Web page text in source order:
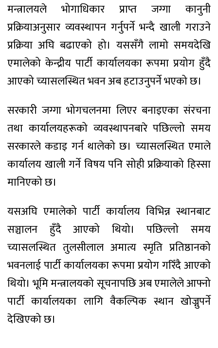
मन्त्रालयले भोगाधिकार प्राप्त जग्गा कानुनी
प्रक्रियाअनुसार व्यवस्थापन गर्नुपर्ने भन्दै खाली गराउने
प्रक्रिया अघि बढाएको हो। यससँगै लामो समयदेखि
एमालेको केन्द्रीय पार्टी कार्यालयका रूपमा प्रयोग हुँदै
आएको च्यासलस्थित भवन अब हटाउनुपर्ने भएको छ।
सरकारी जग्गा भोगचलनमा लिएर बनाइएका संरचना
तथा कार्यालयहरूको व्यवस्थापनबारे पछिल्लो समय
सरकारले कडाइ गर्न थालेको छ। च्यासलस्थित एमाले
कार्यालय खाली गर्ने विषय पनि सोही प्रक्रियाको हिस्सा
मानिएको छ।
यसअघि एमालेको पार्टी कार्यालय विभिन्न स्थानबाट
सञ्चालन हुँदै आएको थियो। पछिल्लो समय
च्यासलस्थित तुलसीलाल अमात्य स्मृति प्रतिष्ठानको
भवनलाई पार्टी कार्यालयका रूपमा प्रयोग गरिँदै आएको
थियो। भूमि मन्त्रालयको सूचनापछि अब एमालेले आफ्नो
पार्टी कार्यालयका लागि वैकल्पिक स्थान खोज्नुपर्ने
देखिएको छ।